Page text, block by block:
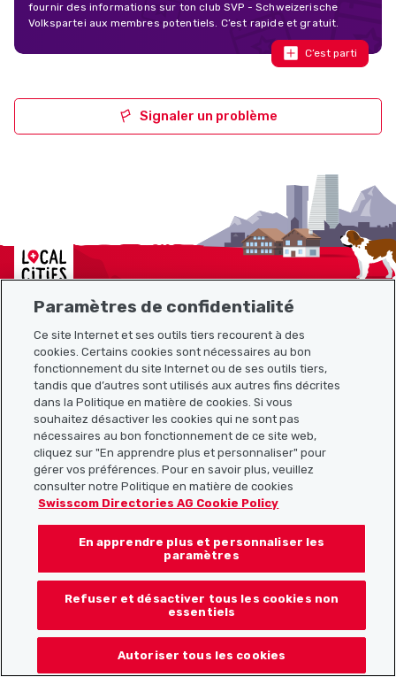
fournir des informations sur ton club SVP - Schweizerische
Volkspartei aux membres potentiels. C’est rapide et gratuit.
C’est parti
Signaler un problème
Localcities
Plan du site
Liens utiles
Télécharger l’application Localcities
Suis-nous sur les réseaux sociaux :
Paramètres de confidentialité
Ce site Internet et ses outils tiers recourent à des
cookies. Certains cookies sont nécessaires au bon
fonctionnement du site Internet ou de ses outils tiers,
tandis que d’autres sont utilisés aux autres fins décrites
dans la Politique en matière de cookies. Si vous
souhaitez désactiver les cookies qui ne sont pas
nécessaires au bon fonctionnement de ce site web,
cliquez sur "En apprendre plus et personnaliser" pour
gérer vos préférences. Pour en savoir plus, veuillez
consulter notre Politique en matière de cookies
Swisscom Directories AG Cookie Policy
En apprendre plus et personnaliser les
paramètres
Refuser et désactiver tous les cookies non
essentiels
Autoriser tous les cookies